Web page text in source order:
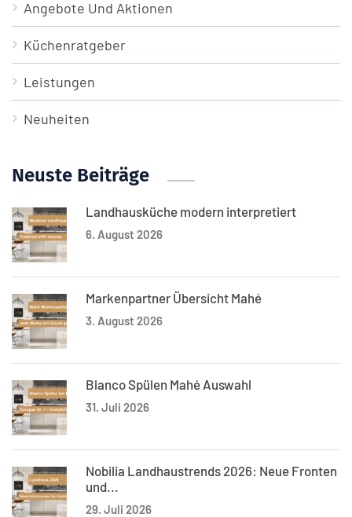
Angebote Und Aktionen
Küchenratgeber
Leistungen
Neuheiten
Neuste Beiträge
Landhausküche modern interpretiert
6. August 2026
Markenpartner Übersicht Mahé
3. August 2026
Blanco Spülen Mahé Auswahl
31. Juli 2026
Nobilia Landhaustrends 2026: Neue Fronten
und...
29. Juli 2026